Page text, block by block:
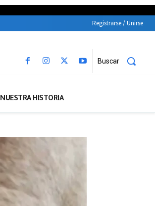
Registrarse / Unirse
Buscar
NUESTRA HISTORIA